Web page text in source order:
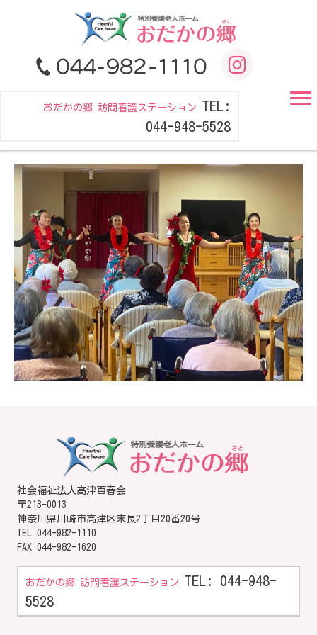
おだかの郷 訪問看護ステーション TEL:
044-948-5528
社会福祉法人高津百春会
〒213-0013
神奈川県川崎市高津区末長2丁目20番20号
TEL 044-982-1110
FAX 044-982-1620
おだかの郷 訪問看護ステーション TEL: 044-948-
5528